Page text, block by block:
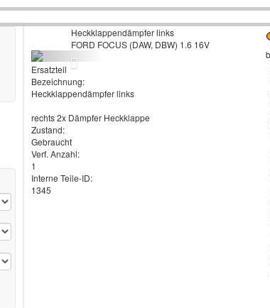
Heckklappendämpfer links
FORD FOCUS (DAW, DBW) 1.6 16V
Ersatzteil
Bezeichnung:
Heckklappendämpfer links
rechts 2x Dämpfer Heckklappe
Zustand:
Gebraucht
Verf. Anzahl:
1
Interne Teile-ID:
1345